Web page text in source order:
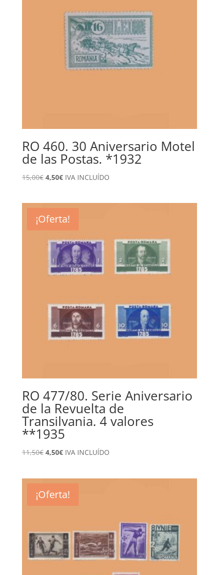
RO 460. 30 Aniversario Motel
de las Postas. *1932
15,00€ El
15,00€.
4,50€El
4,50€.
IVA INCLUÍDO
¡Oferta!
RO 477/80. Serie Aniversario
de la Revuelta de
Transilvania. 4 valores
**1935
11,50€ El
11,50€.
4,50€El
4,50€.
IVA INCLUÍDO
¡Oferta!